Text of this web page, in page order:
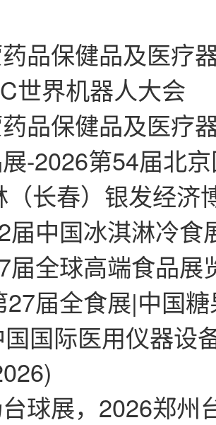
品保健品及医疗
世界机器人大会
品保健品及医疗
-2026第54届北
（长春）银发经济
届中国冰淇淋冷食
届全球高端食品展
27届全食展|中国
国际医用仪器设
球展，2026郑州